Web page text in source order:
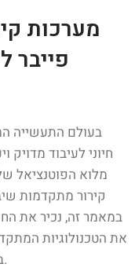
מערכות
פייבר
בעולם התעשייה
חיוני לעיבוד
מלוא הפוטנציאל
קירור מתקדמות
במאמר זה, נכיר את
את הטכנולוגיות
בחשבון בעת בחירת פתרון קירור מתאים.